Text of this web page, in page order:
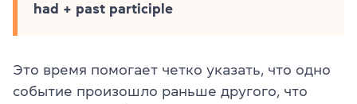
had + past participle
Это время помогает четко указать, что одно
событие произошло раньше другого, что